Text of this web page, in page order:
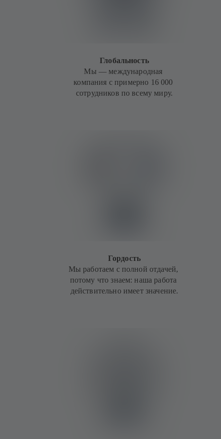
Глобальность
Мы — международная
компания с примерно 16 000
сотрудников по всему миру.
Гордость
Мы работаем с полной отдачей,
потому что знаем: наша работа
действительно имеет значение.